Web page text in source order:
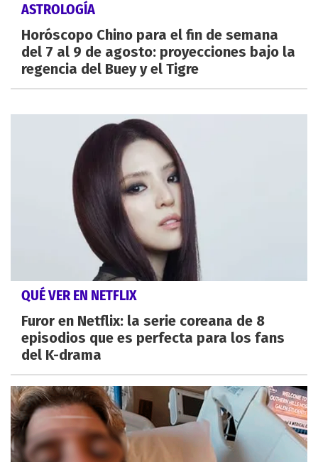
ASTROLOGÍA
Horóscopo Chino para el fin de semana
del 7 al 9 de agosto: proyecciones bajo la
regencia del Buey y el Tigre
QUÉ VER EN NETFLIX
Furor en Netflix: la serie coreana de 8
episodios que es perfecta para los fans
del K-drama